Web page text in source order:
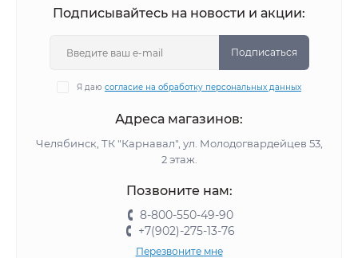
Подписывайтесь на новости и акции:
Подписаться
Я даю согласие на обработку персональных данных
Адреса магазинов:
Челябинск, ТК "Карнавал", ул. Молодогвардейцев 53,
2 этаж.
Позвоните нам:
8-800-550-49-90
+7(902)-275-13-76
Перезвоните мне